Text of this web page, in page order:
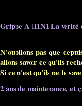
Grippe A H1N1 La vérité
N'oublions pas que
allons savoir ce qu'ils
Si ce n'est qu'ils ne le
2 ans de maintenance,